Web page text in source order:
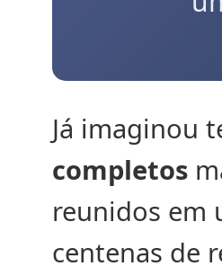
Já imaginou
completos
reunidos em
centenas de